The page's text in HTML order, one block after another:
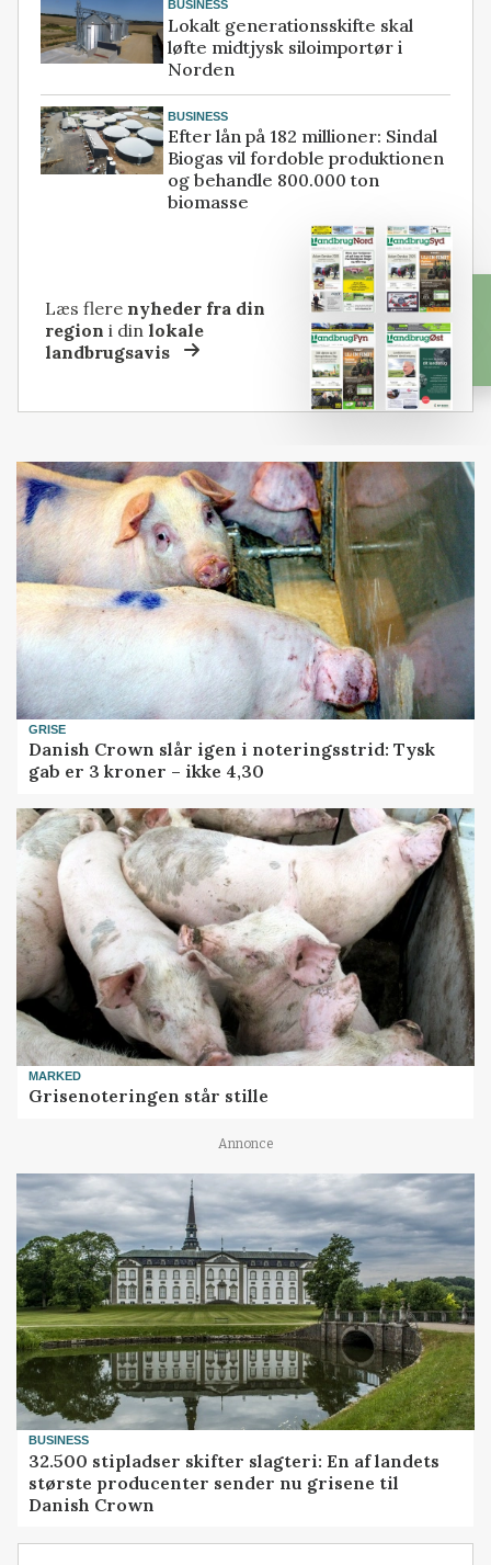
BUSINESS
Lokalt generationsskifte skal
løfte midtjysk siloimportør i
Norden
BUSINESS
Efter lån på 182 millioner: Sindal
Biogas vil fordoble produktionen
og behandle 800.000 ton
biomasse
Læs flere nyheder fra din
region i dinlokale
landbrugsavis
GRISE
Danish Crown slår igen i noteringsstrid: Tysk
gab er 3 kroner – ikke 4,30
MARKED
Grisenoteringen står stille
Annonce
BUSINESS
32.500 stipladser skifter slagteri: En af landets
største producenter sender nu grisene til
Danish Crown